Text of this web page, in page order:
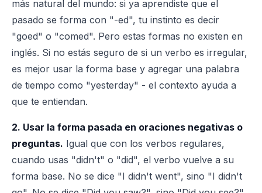
más natural del mundo: si ya aprendiste que el
pasado se forma con "-ed", tu instinto es decir
"goed" o "comed". Pero estas formas no existen en
inglés. Si no estás seguro de si un verbo es irregular,
es mejor usar la forma base y agregar una palabra
de tiempo como "yesterday" - el contexto ayuda a
que te entiendan.
2. Usar la forma pasada en oraciones negativas o
preguntas. Igual que con los verbos regulares,
cuando usas "didn't" o "did", el verbo vuelve a su
forma base. No se dice "I didn't went", sino "I didn't